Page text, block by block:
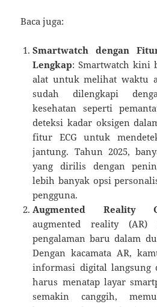
Baca juga:
Smartwatch dengan
Lengkap: Smartwatch kini
alat untuk melihat waktu
sudah dilengkapi
kesehatan seperti
deteksi kadar oksigen
fitur ECG untuk
jantung. Tahun 2025,
yang dirilis dengan
lebih banyak opsi
pengguna.
Augmented Reality
augmented reality (AR)
pengalaman baru dalam
Dengan kacamata AR,
informasi digital langsung
harus menatap layar
semakin canggih,